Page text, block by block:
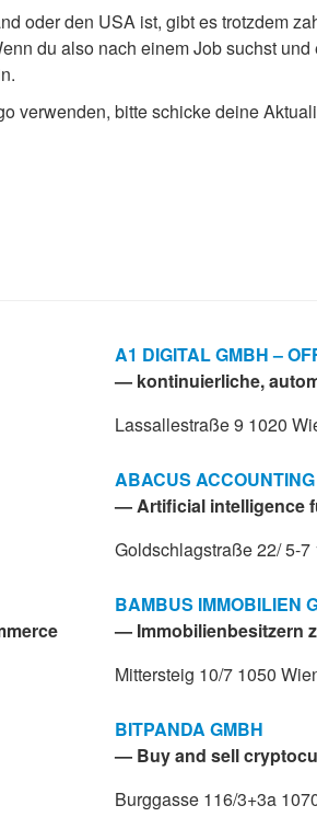
oder den USA ist, gibt es trotzdem
du also nach einem Job suchst
verwenden, bitte schicke deine
A1 DIGITAL GMBH –
— kontinuierliche,
Lassallestraße 9 1020
ABACUS
— Artificial intelligence
Goldschlagstraße 22/ 5-7
BAMBUS IMMOBILIEN
— Immobilienbesitzern
Mittersteig 10/7 1050
BITPANDA GMBH
— Buy and sell
Burggasse 116/3+3a